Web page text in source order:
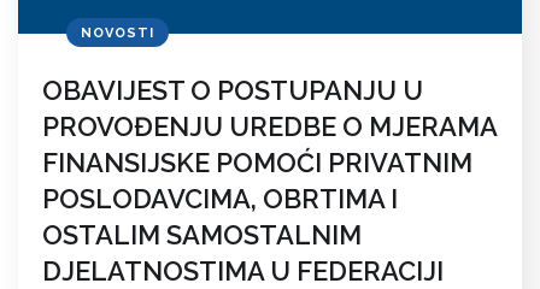
NOVOSTI
OBAVIJEST O POSTUPANJU U
PROVOĐENJU UREDBE O MJERAMA
FINANSIJSKE POMOĆI PRIVATNIM
POSLODAVCIMA, OBRTIMA I
OSTALIM SAMOSTALNIM
DJELATNOSTIMA U FEDERACIJI